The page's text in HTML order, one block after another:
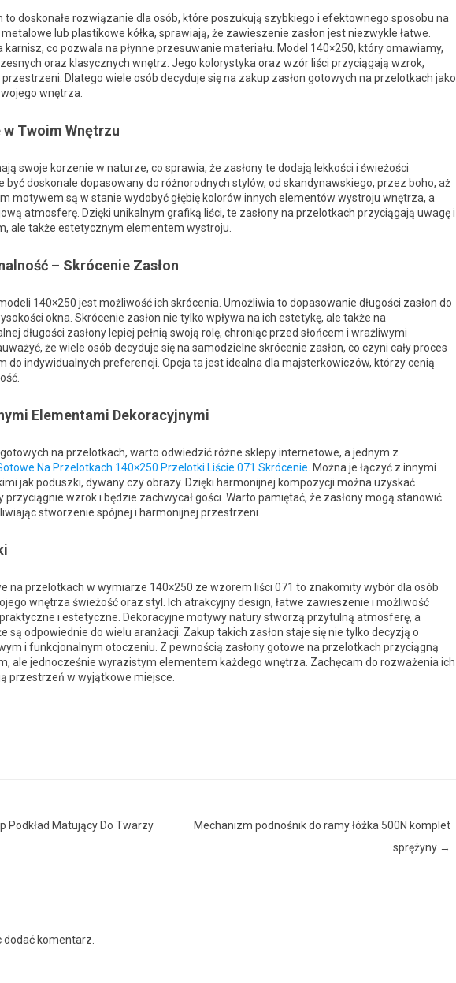
to doskonałe rozwiązanie dla osób, które poszukują szybkiego i efektownego sposobu na
lub plastikowe kółka, sprawiają, że zawieszenie zasłon jest niezwykle łatwe.
karnisz, co pozwala na płynne przesuwanie materiału. Model 140×250, który omawiamy,
oraz klasycznych wnętrz. Jego kolorystyka oraz wzór liści przyciągają wzrok,
Dlatego wiele osób decyduje się na zakup zasłon gotowych na przelotkach jako
wnętrza.
Twoim Wnętrzu
swoje korzenie w naturze, co sprawia, że zasłony te dodają lekkości i świeżości
być doskonale dopasowany do różnorodnych stylów, od skandynawskiego, przez boho, aż
motywem są w stanie wydobyć głębię kolorów innych elementów wystroju wnętrza, a
atmosferę. Dzięki unikalnym grafiką liści, te zasłony na przelotkach przyciągają uwagę i
ale także estetycznym elementem wystroju.
– Skrócenie Zasłon
140×250 jest możliwość ich skrócenia. Umożliwia to dopasowanie długości zasłon do
okna. Skrócenie zasłon nie tylko wpływa na ich estetykę, ale także na
długości zasłony lepiej pełnią swoją rolę, chroniąc przed słońcem i wrażliwymi
że wiele osób decyduje się na samodzielne skrócenie zasłon, co czyni cały proces
do indywidualnych preferencji. Opcja ta jest idealna dla majsterkowiczów, którzy cenią
Elementami Dekoracyjnymi
gotowych na przelotkach, warto odwiedzić różne sklepy internetowe, a jednym z
Na Przelotkach 140×250 Przelotki Liście 071 Skrócenie. Można je łączyć z innymi
jak poduszki, dywany czy obrazy. Dzięki harmonijnej kompozycji można uzyskać
wzrok i będzie zachwycał gości. Warto pamiętać, że zasłony mogą stanowić
stworzenie spójnej i harmonijnej przestrzeni.
na przelotkach w wymiarze 140×250 ze wzorem liści 071 to znakomity wybór dla osób
wnętrza świeżość oraz styl. Ich atrakcyjny design, łatwe zawieszenie i możliwość
i estetyczne. Dekoracyjne motywy natury stworzą przytulną atmosferę, a
są odpowiednie do wielu aranżacji. Zakup takich zasłon staje się nie tylko decyzją o
i funkcjonalnym otoczeniu. Z pewnością zasłony gotowe na przelotkach przyciągną
ale jednocześnie wyrazistym elementem każdego wnętrza. Zachęcam do rozważenia ich
przestrzeń w wyjątkowe miejsce.
Podkład Matujący Do Twarzy
Mechanizm podnośnik do ramy łóżka 500N komplet
sprężyny →
dodać komentarz.